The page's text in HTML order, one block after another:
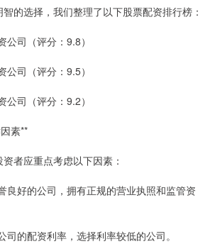
的选择，我们整理了以下股票配资排行榜：
公司（评分：9.8）
公司（评分：9.5）
公司（评分：9.2）
素**
者应重点考虑以下因素：
良好的公司，拥有正规的营业执照和监管资
司的配资利率，选择利率较低的公司。